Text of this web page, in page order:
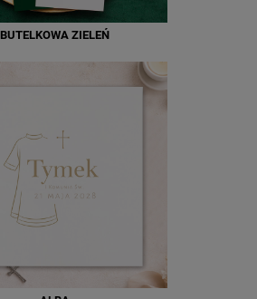
BUTELKOWA ZIELEŃ